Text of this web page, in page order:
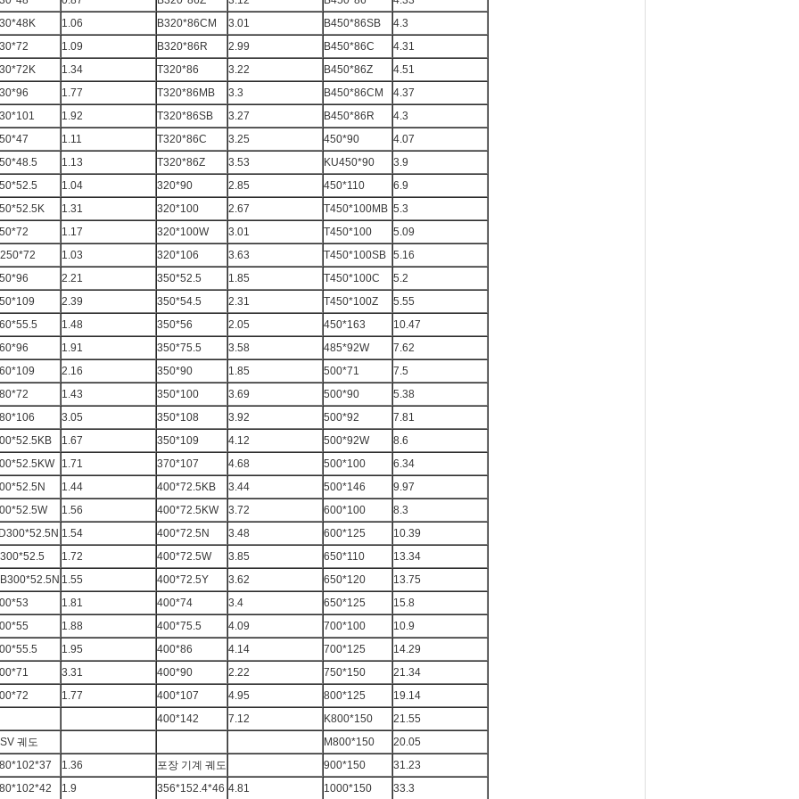
1.06 B320*86CM 3.01 B450*86SB
4.3
1.09 B320*86R 2.99 B450*86C
4.31
1.34 T320*86 3.22 B450*86Z
4.51
1.77 T320*86MB 3.3 B450*86CM
4.37
1.92 T320*86SB 3.27 B450*86R
4.3
1.11 T320*86C 3.25 450*90
4.07
1.13 T320*86Z 3.53 KU450*90
3.9
1.04 320*90 2.85 450*110
6.9
1.31 320*100 2.67 T450*100MB 5.3
1.17 320*100W 3.01 T450*100
5.09
1.03 320*106 3.63 T450*100SB 5.16
2.21 350*52.5 1.85 T450*100C
5.2
2.39 350*54.5 2.31 T450*100Z
5.55
1.48 350*56 2.05 450*163
10.47
1.91 350*75.5 3.58 485*92W
7.62
2.16 350*90 1.85 500*71
7.5
1.43 350*100 3.69 500*90
5.38
3.05 350*108 3.92 500*92
7.81
1.67 350*109 4.12 500*92W
8.6
1.71 370*107 4.68 500*100
6.34
1.44 400*72.5KB 3.44 500*146
9.97
1.56 400*72.5KW 3.72 600*100
8.3
1.54 400*72.5N 3.48 600*125
10.39
1.72 400*72.5W 3.85 650*110
13.34
1.55 400*72.5Y 3.62 650*120
13.75
1.81 400*74 3.4 650*125
15.8
1.88 400*75.5 4.09 700*100
10.9
1.95 400*86 4.14 700*125
14.29
3.31 400*90 2.22 750*150
21.34
1.77 400*107 4.95 800*125
19.14
400*142
7.12 K800*150
21.55
궤도
M800*150
20.05
1.36 포장 기계 궤도 900*150
31.23
1.9 356*152.4*46 4.81 1000*150 33.3